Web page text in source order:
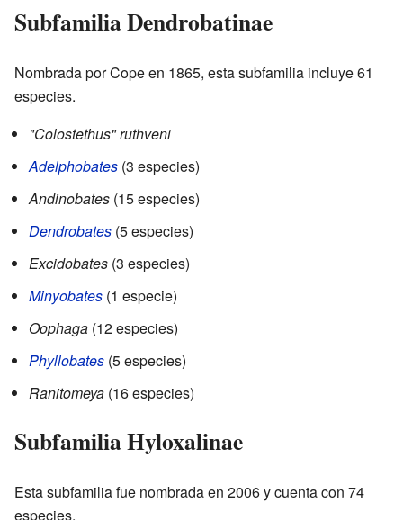
Subfamilia Dendrobatinae
Nombrada por Cope en 1865, esta subfamilia incluye 61
especies.
"Colostethus" ruthveni
Adelphobates (3 especies)
Andinobates (15 especies)
Dendrobates (5 especies)
Excidobates (3 especies)
Minyobates (1 especie)
Oophaga (12 especies)
Phyllobates (5 especies)
Ranitomeya (16 especies)
Subfamilia Hyloxalinae
Esta subfamilia fue nombrada en 2006 y cuenta con 74
especies.